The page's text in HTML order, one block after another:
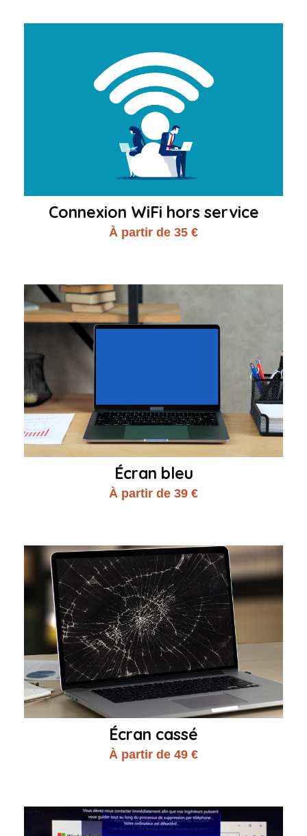
Connexion WiFi hors service
À partir de 35 €
Écran bleu
À partir de 39 €
Écran cassé
À partir de 49 €